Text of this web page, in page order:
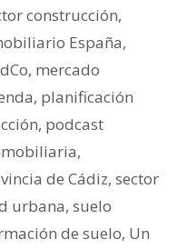
construcción,
España,
, mercado
, planificación
, podcast
,
de Cádiz, sector
urbana, suelo
de suelo, Un